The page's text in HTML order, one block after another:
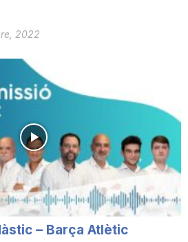
2022
– Barça Atlètic